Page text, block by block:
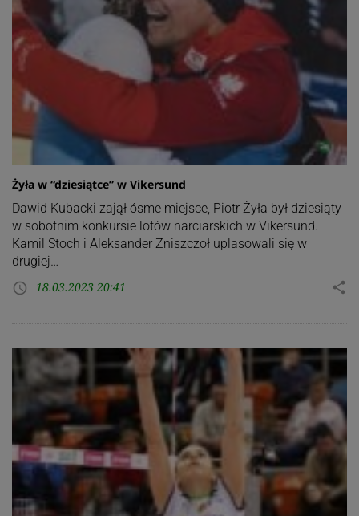
Żyła w “dziesiątce” w Vikersund
Dawid Kubacki zajął ósme miejsce, Piotr Żyła był dziesiąty
w sobotnim konkursie lotów narciarskich w Vikersund.
Kamil Stoch i Aleksander Zniszczoł uplasowali się w
drugiej…
access_time 18.03.2023 20:41 share